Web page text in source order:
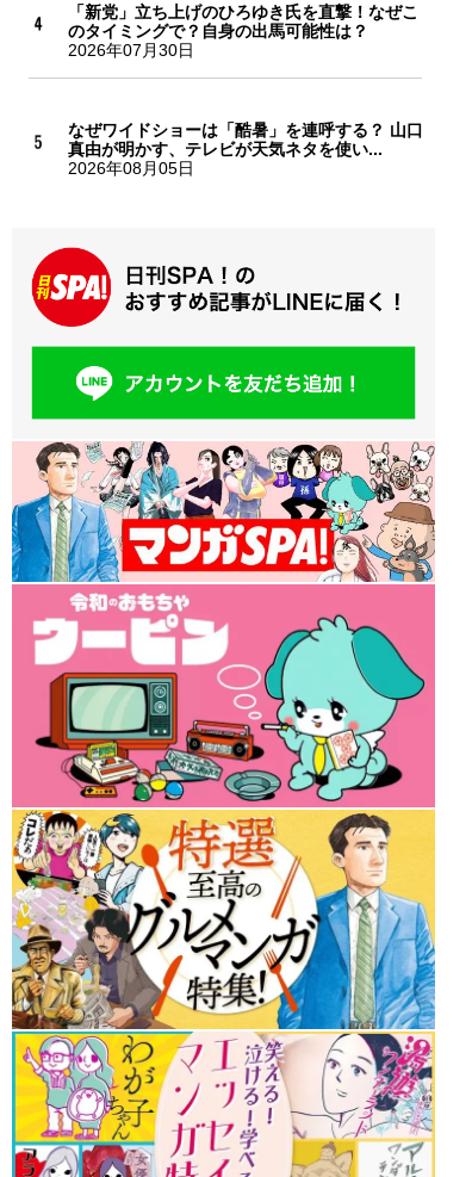
「新党」立ち上げのひろゆき氏を直撃！なぜこ
のタイミングで？自身の出馬可能性は？
2026年07月30日
なぜワイドショーは「酷暑」を連呼する？ 山口
真由が明かす、テレビが天気ネタを使い...
2026年08月05日